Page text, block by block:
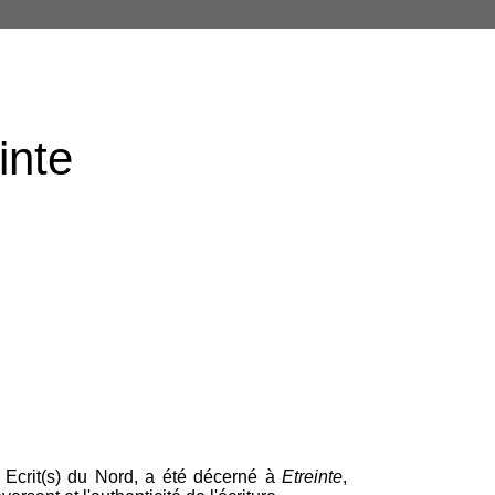
du Nord, a été décerné à Etreinte,